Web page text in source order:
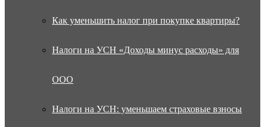
Как уменьшить налог при покупке квартиры?
Налоги на УСН «Доходы минус расходы» для
ООО
Налоги на УСН: уменьшаем страховые взносы